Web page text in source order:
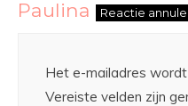
Paulina
Reactie
Het e-mailadres wordt
Vereiste velden zijn